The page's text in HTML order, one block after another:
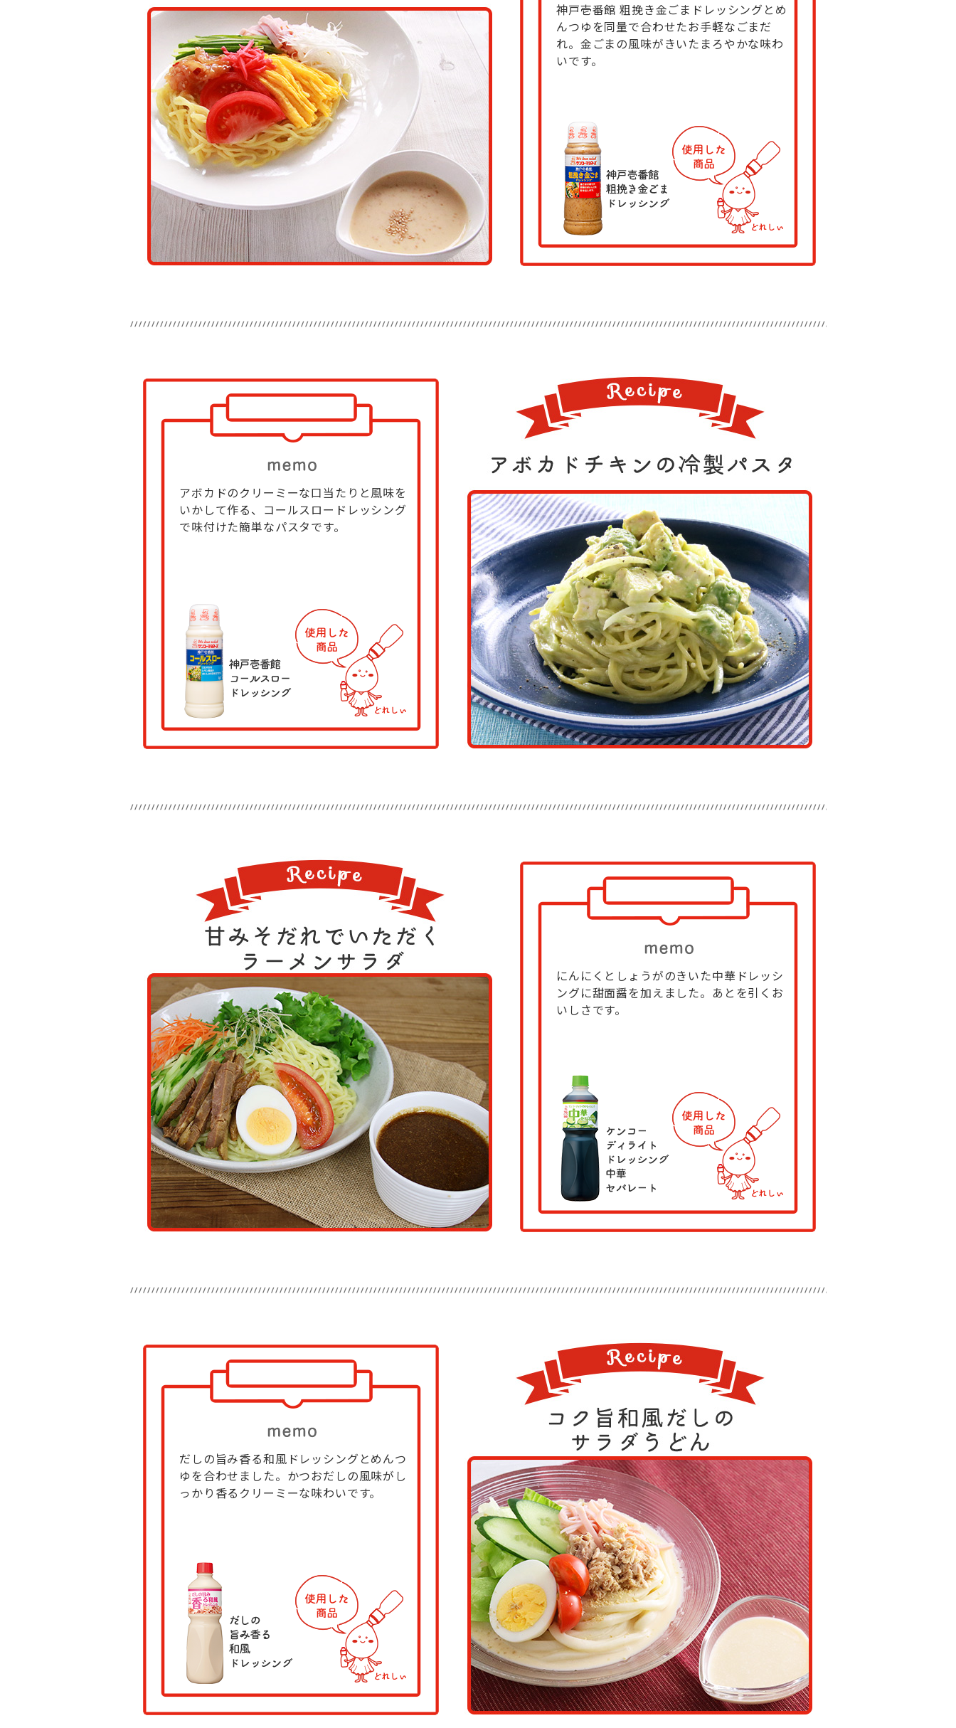
神戸壱番館 粗挽き金ごまドレッシングとめ
んつゆを同量で合わせたお手軽なごまだ
れ。金ごまの風味がきいたまろやかな味わ
いです。
アボカドのクリーミーな口当たりと風味を
いかして作る、コールスロードレッシング
で味付けた簡単なパスタです。
にんにくとしょうがのきいた中華ドレッシ
ングに甜面醤を加えました。あとを引くお
いしさです。
だしの旨み香る和風ドレッシングとめんつ
ゆを合わせました。かつおだしの風味がし
っかり香るクリーミーな味わいです。